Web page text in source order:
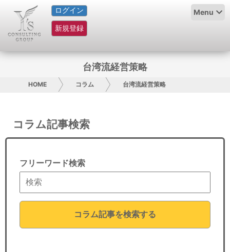
ログイン
新規登録
Menu
HOME
サービス紹介
グループ概要
日本人にPR
コンサルティング
台湾流経営策略
HOME コラム 台湾流経営策略
コラム記事検索
フリーワード検索
コラム記事を検索する